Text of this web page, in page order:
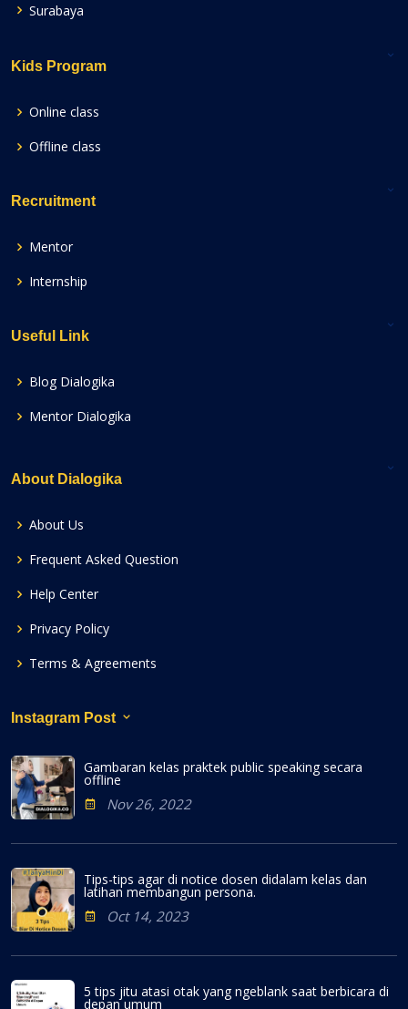
Surabaya
Kids Program
Online class
Offline class
Recruitment
Mentor
Internship
Useful Link
Blog Dialogika
Mentor Dialogika
About Dialogika
About Us
Frequent Asked Question
Help Center
Privacy Policy
Terms & Agreements
Instagram Post
Gambaran kelas praktek public speaking secara
offline
Nov 26, 2022
Tips-tips agar di notice dosen didalam kelas dan
latihan membangun persona.
Oct 14, 2023
5 tips jitu atasi otak yang ngeblank saat berbicara di
depan umum